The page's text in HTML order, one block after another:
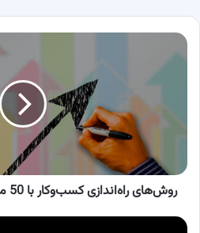
روش‌های
راه‌اندازی
کسب‌وکار
سال
1403
روش‌های راه‌اندازی کسب‌وکار با 50 میلیون تومان در سال 1403
برترین